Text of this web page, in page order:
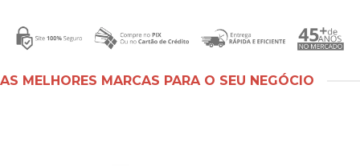
AS MELHORES MARCAS PARA O SEU NEGÓCIO